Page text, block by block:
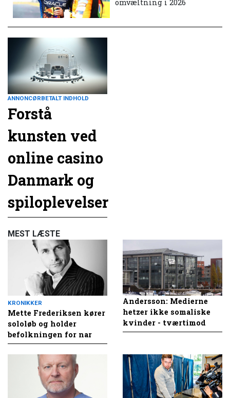
omvæltning i 2026
ANNONCØRBETALT INDHOLD
Forstå
kunsten ved
online casino
Danmark og
spiloplevelser
MEST LÆSTE
KRONIKKER
Mette Frederiksen kører
sololøb og holder
befolkningen for nar
Andersson: Medierne
hetzer ikke somaliske
kvinder - tværtimod